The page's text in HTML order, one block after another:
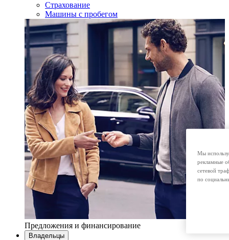
Страхование
Машины с пробегом
Предложения и финансирование
Владельцы
Мы
рекламные
сетевой
по